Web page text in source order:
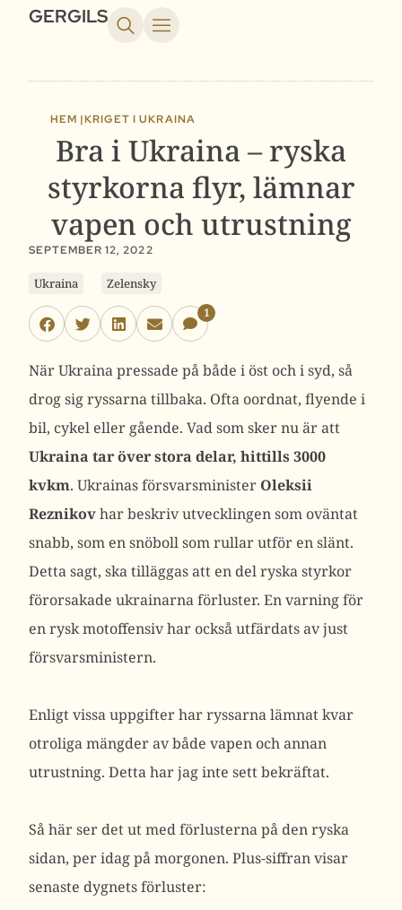
GERGILS
HEM |KRIGET I UKRAINA
Bra i Ukraina – ryska
styrkorna flyr, lämnar
vapen och utrustning
SEPTEMBER 12, 2022
Ukraina Zelensky
1
När Ukraina pressade på både i öst och i syd, så
drog sig ryssarna tillbaka. Ofta oordnat, flyende i
bil, cykel eller gående. Vad som sker nu är att
Ukraina tar över stora delar, hittills 3000
kvkm. Ukrainas försvarsminister Oleksii
Reznikovhar beskriv utvecklingen som oväntat
snabb, som en snöboll som rullar utför en slänt.
Detta sagt, ska tilläggas att en del ryska styrkor
förorsakade ukrainarna förluster. En varning för
en rysk motoffensiv har också utfärdats av just
försvarsministern.
Enligt vissa uppgifter har ryssarna lämnat kvar
otroliga mängder av både vapen och annan
utrustning. Detta har jag inte sett bekräftat.
Så här ser det ut med förlusterna på den ryska
sidan, per idag på morgonen. Plus-siffran visar
senaste dygnets förluster: